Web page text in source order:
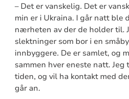
– Det er vanskelig. Det er
min er i Ukraina. I går natt ble
nærheten av der de holder til.
slektninger som bor i en
innbyggere. De er samlet, og
sammen hver eneste natt. Jeg
tiden, og vil ha kontakt med
går an.